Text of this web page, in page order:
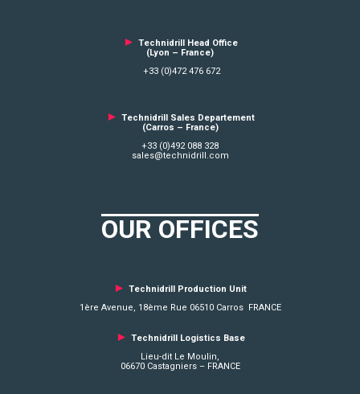
► Technidrill Head Office
(Lyon – France)
+33 (0)472 476 672
► Technidrill Sales Departement
(Carros – France)
+33 (0)492 088 328
sales@technidrill.com
OUR OFFICES
► Technidrill Production Unit
1ère Avenue, 18ème Rue 06510 Carros FRANCE
► Technidrill Logistics Base
Lieu-dit Le Moulin,
06670 Castagniers – FRANCE